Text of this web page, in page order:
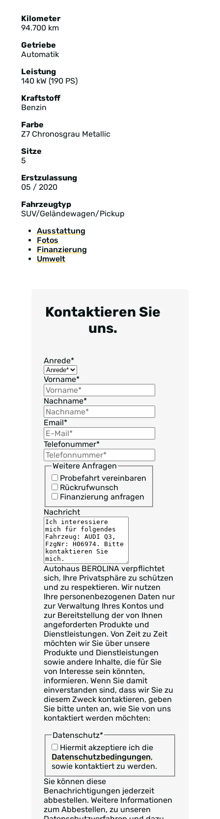
Kilometer
94.700 km
Getriebe
Automatik
Leistung
140 kW (190 PS)
Kraftstoff
Benzin
Farbe
Z7 Chronosgrau Metallic
Sitze
5
Erstzulassung
05 / 2020
Fahrzeugtyp
SUV/Geländewagen/Pickup
Ausstattung
Fotos
Finanzierung
Umwelt
Kontaktieren Sie
uns.
Anrede*
Vorname*
Nachname*
Email*
Telefonummer*
Weitere Anfragen
Probefahrt vereinbaren
Rückrufwunsch
Finanzierung anfragen
Nachricht
Autohaus BEROLINA verpflichtet
sich, Ihre Privatsphäre zu schützen
und zu respektieren. Wir nutzen
Ihre personenbezogenen Daten nur
zur Verwaltung Ihres Kontos und
zur Bereitstellung der von Ihnen
angeforderten Produkte und
Dienstleistungen. Von Zeit zu Zeit
möchten wir Sie über unsere
Produkte und Dienstleistungen
sowie andere Inhalte, die für Sie
von Interesse sein könnten,
informieren. Wenn Sie damit
einverstanden sind, dass wir Sie zu
diesem Zweck kontaktieren, geben
Sie bitte unten an, wie Sie von uns
kontaktiert werden möchten:
Datenschutz*
Hiermit akzeptiere ich die
Datenschutzbedingungen,
sowie kontaktiert zu werden.
Sie können diese
Benachrichtigungen jederzeit
abbestellen. Weitere Informationen
zum Abbestellen, zu unseren